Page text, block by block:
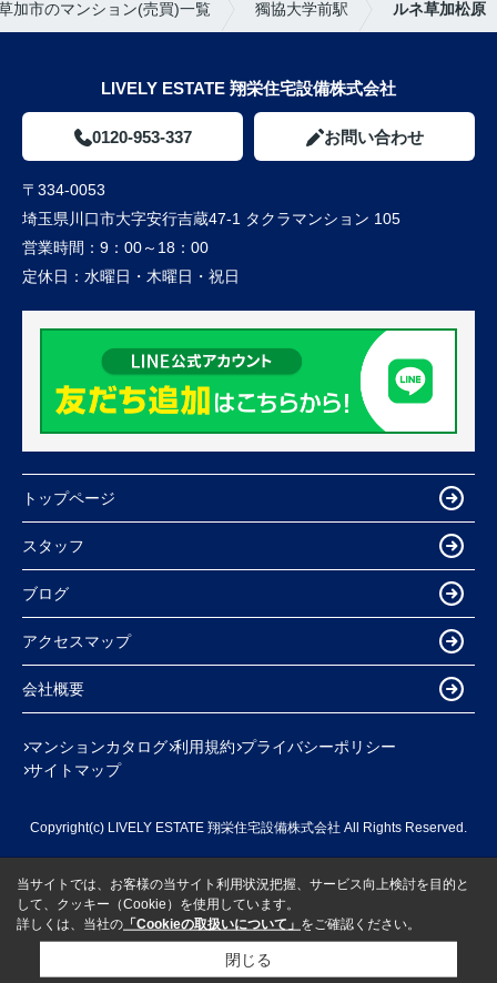
加市のマンション(売買)一覧 獨協大学前駅 ルネ草加松原
LIVELY ESTATE 翔栄住宅設備株式会社
0120-953-337 お問い合わせ
〒334-0053
埼玉県川口市大字安行吉蔵47-1 タクラマンション 105
営業時間： 9：00～18：00
定休日： 水曜日・木曜日・祝日
トップページ
スタッフ
ブログ
アクセスマップ
会社概要
マンションカタログ 利用規約 プライバシーポリシー
サイトマップ
Copyright(c) LIVELY ESTATE 翔栄住宅設備株式会社 All Rights Reserved.
当サイトでは、お客様の当サイト利用状況把握、サービス向上検討を目的と
して、クッキー（Cookie）を使用しています。
詳しくは、当社の 「Cookieの取扱いについて」 をご確認ください。
閉じる